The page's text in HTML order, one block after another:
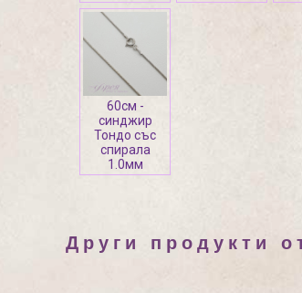
60см -
синджир
Тондо със
спирала
1.0мм
Други продукти